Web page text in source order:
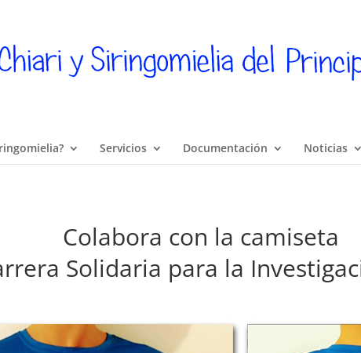
Servicios Documentación Noticias
Colabora con la camiseta
Solidaria para la